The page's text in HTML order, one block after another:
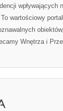
wpływających
wartościowy
Wnętrza i